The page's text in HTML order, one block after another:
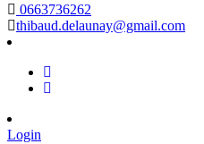
0663736262
thibaud.delaunay@gmail.com
Login